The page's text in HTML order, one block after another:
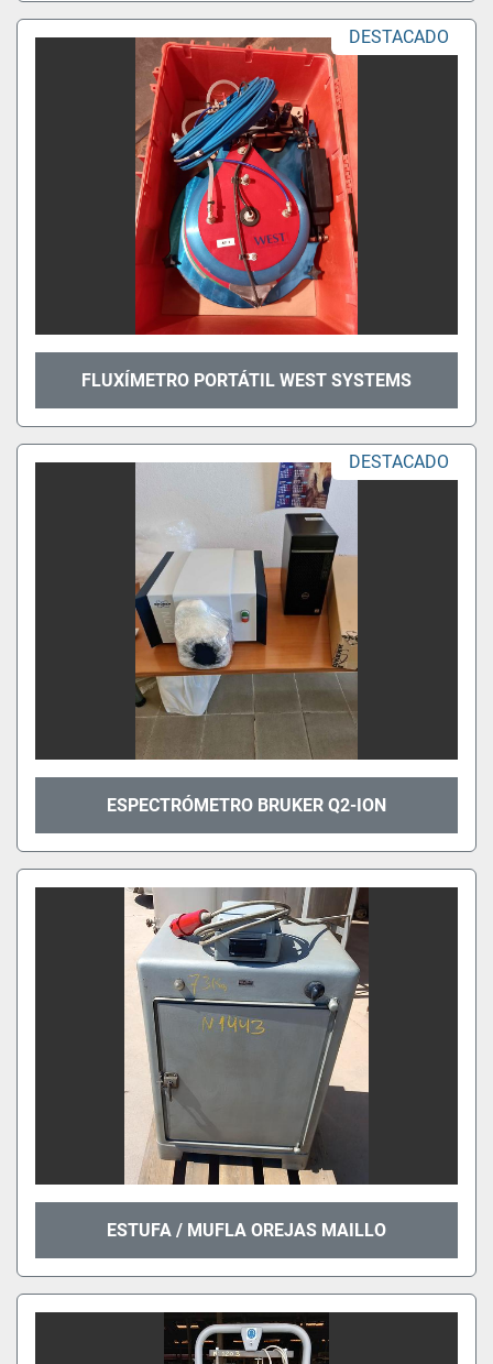
DESTACADO
FLUXÍMETRO PORTÁTIL WEST SYSTEMS
DESTACADO
ESPECTRÓMETRO BRUKER Q2-ION
ESTUFA / MUFLA OREJAS MAILLO